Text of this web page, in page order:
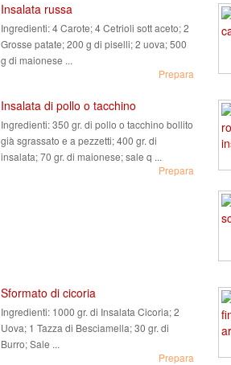
Insalata russa
Ingredienti:4 Carote; 4 Cetrioli sott aceto; 2
Grosse patate; 200 g di piselli; 2 uova; 500
g di maionese ...
Prepara
Insalata di pollo o tacchino
Ingredienti:350 gr. di pollo o tacchino bollito
già sgrassato e a pezzetti; 400 gr. di
insalata; 70 gr. di maionese; sale q ...
Prepara
Sformato di cicoria
Ingredienti: 1000 gr. di Insalata Cicoria; 2
Uova; 1 Tazza di Besciamella; 30 gr. di
Burro; Sale ...
Prepara